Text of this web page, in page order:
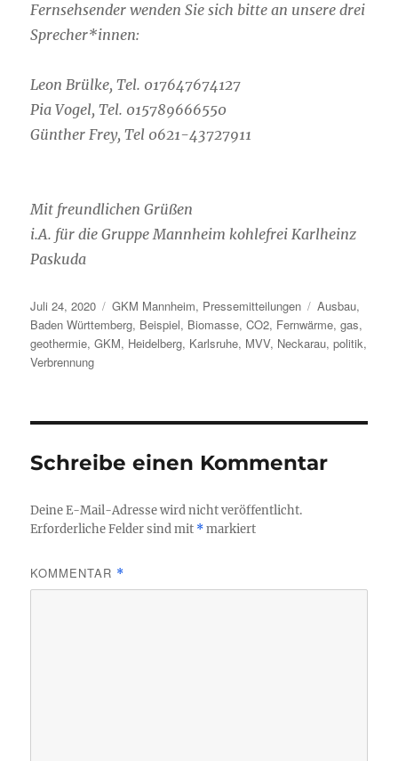
Fernsehsender wenden Sie sich bitte an unsere drei
Sprecher*innen:
Leon Brülke, Tel. 017647674127
Pia Vogel, Tel. 015789666550
Günther Frey, Tel 0621-43727911
Mit freundlichen Grüßen
i.A. für die Gruppe Mannheim kohlefrei Karlheinz
Paskuda
Veröffentlicht
am
Juli 24, 2020 Kategorien
GKM Mannheim, Pressemitteilungen Schlagwörter
Ausbau,
Baden Württemberg, Beispiel, Biomasse,CO2, Fernwärme,gas,
geothermie,GKM, Heidelberg, Karlsruhe, MVV, Neckarau,politik,
Verbrennung
Schreibe einen Kommentar
Deine E-Mail-Adresse wird nicht veröffentlicht.
Erforderliche Felder sind mit *markiert
KOMMENTAR *